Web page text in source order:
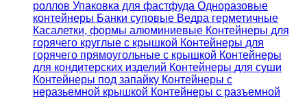
роллов Упаковка для фастфуда Одноразовые
контейнеры Банки суповые Ведра герметичные
Касалетки, формы алюминиевые Контейнеры для
горячего круглые с крышкой Контейнеры для
горячего прямоугольные с крышкой Контейнеры
для кондитерских изделий Контейнеры для суши
Контейнеры под запайку Контейнеры с
неразьемной крышкой Контейнеры с разъемной